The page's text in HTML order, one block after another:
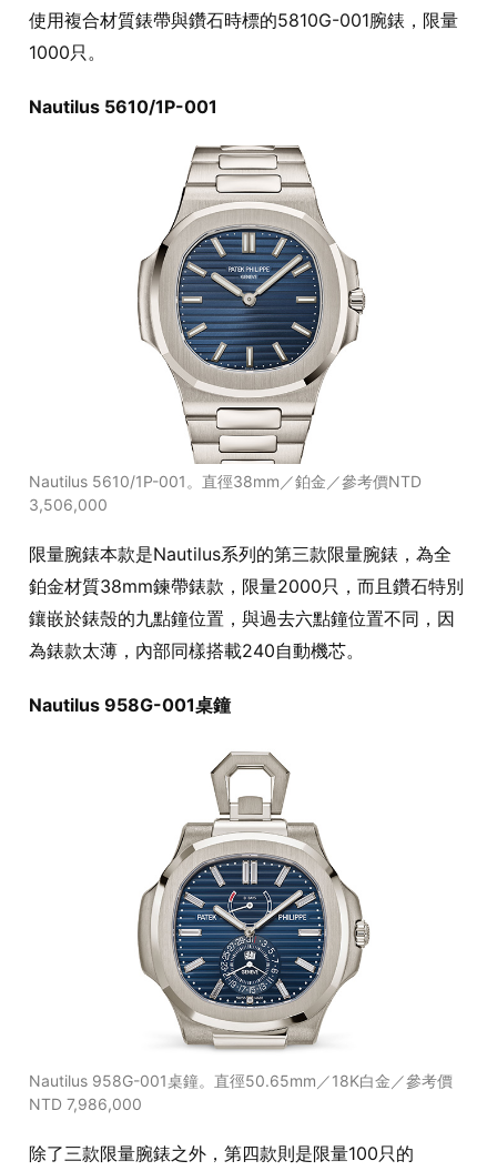
使用複合材質錶帶與鑽石時標的5810G-001腕錶，限量
1000只。
Nautilus 5610/1P-001
Nautilus 5610/1P-001。直徑38mm／鉑金／參考價NTD
3,506,000
限量腕錶本款是Nautilus系列的第三款限量腕錶，為全
鉑金材質38mm鍊帶錶款，限量2000只，而且鑽石特別
鑲嵌於錶殼的九點鐘位置，與過去六點鐘位置不同，因
為錶款太薄，內部同樣搭載240自動機芯。
Nautilus 958G-001桌鐘
Nautilus 958G-001桌鐘。直徑50.65mm／18K白金／參考價
NTD 7,986,000
除了三款限量腕錶之外，第四款則是限量100只的